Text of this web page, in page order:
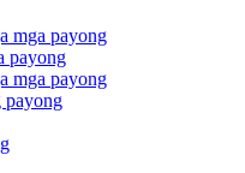
mga payong
payong
mga payong
payong